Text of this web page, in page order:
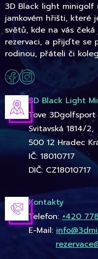
3D Black light minigolf
jamkovém hřišti, které
světů, kde na vás
rezervaci, a přijďte se
rodinou, přáteli či
3D Black Light
Tove 3Dgolfsport
Svitavská 1814/2,
500 12 Hradec
IČ: 18010717
DIČ: CZ18010717
Kontakty
Telefon: +420
E-Mail: